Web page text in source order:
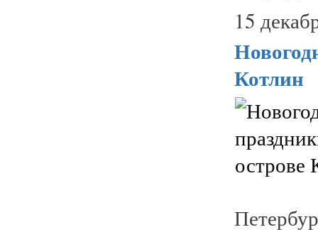
15
Котлин